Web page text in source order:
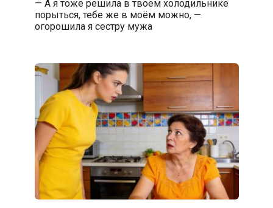
— А я тоже решила в твоём холодильнике
порыться, тебе же в моём можно, —
огорошила я сестру мужа